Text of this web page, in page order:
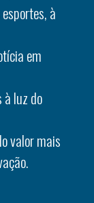
à
em
luz do
valor mais